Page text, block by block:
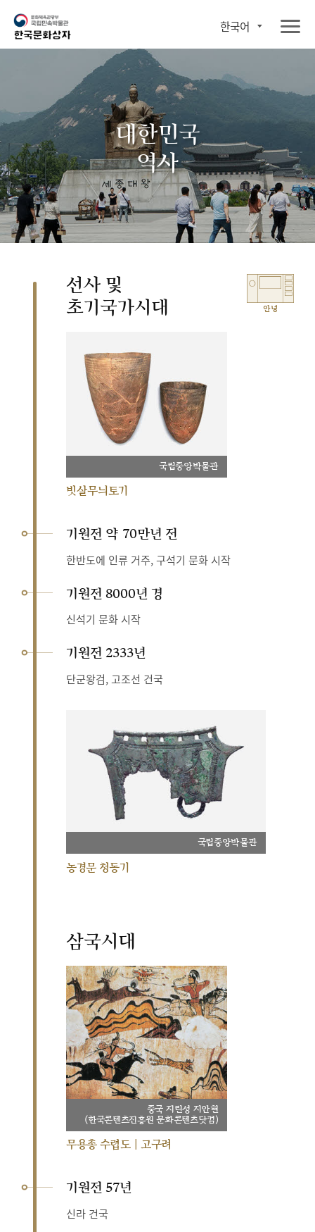
한국어
대한민국
역사
안녕
선사 및
초기국가시대
국립중앙박물관
빗살무늬토기
기원전 약 70만년 전
한반도에 인류 거주, 구석기 문화 시작
기원전 8000년 경
신석기 문화 시작
기원전 2333년
단군왕검, 고조선 건국
국립중앙박물관
농경문 청동기
삼국시대
중국 지린성 지안현
(한국콘텐츠진흥원 문화콘텐츠닷컴)
무용총 수렵도 | 고구려
기원전 57년
신라 건국